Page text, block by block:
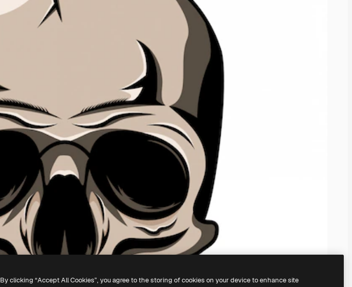
By clicking “Accept All Cookies”, you agree to the storing of cookies on your device to enhance site